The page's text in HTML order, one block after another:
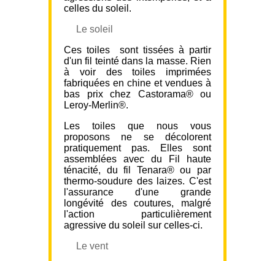
celles du soleil.
Le soleil
Ces toiles sont tissées à partir
d'un fil teinté dans la masse. Rien
à voir des toiles imprimées
fabriquées en chine et vendues à
bas prix chez Castorama® ou
Leroy-Merlin®.
Les toiles que nous vous
proposons ne se décolorent
pratiquement pas. Elles sont
assemblées avec du Fil haute
ténacité, du fil Tenara® ou par
thermo-soudure des laizes. C'est
l'assurance d'une grande
longévité des coutures, malgré
l'action particulièrement
agressive du soleil sur celles-ci.
Le vent